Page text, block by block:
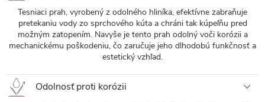
Tesniaci prah, vyrobený z odolného hliníka, efektívne zabraňuje
pretekaniu vody zo sprchového kúta a chráni tak kúpeľňu pred
možným zatopením. Navyše je tento prah odolný voči korózii a
mechanickému poškodeniu, čo zaručuje jeho dlhodobú funkčnosť a
estetický vzhľad.
Odolnosť proti korózii